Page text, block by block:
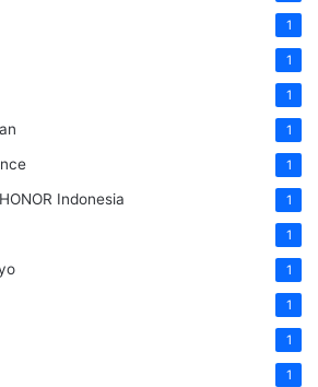
1
1
1
1
1
Indonesia 1
1
1
1
1
1